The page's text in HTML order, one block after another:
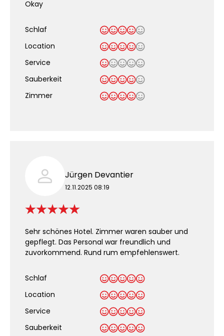
Okay
Schlaf
Location
Service
Sauberkeit
Zimmer
Jürgen Devantier
12.11.2025 08:19
Sehr schönes Hotel. Zimmer waren sauber und
gepflegt. Das Personal war freundlich und
zuvorkommend. Rund rum empfehlenswert.
Schlaf
Location
Service
Sauberkeit